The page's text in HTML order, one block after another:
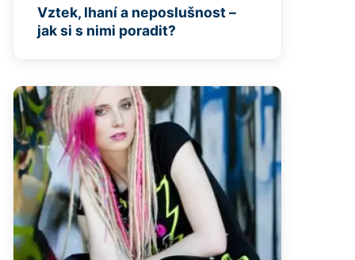
Vztek, lhaní a neposlušnost –
jak si s nimi poradit?